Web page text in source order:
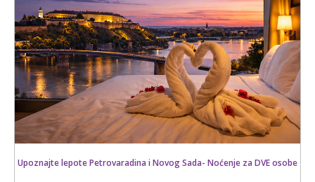
Upoznajte lepote Petrovaradina i Novog Sada- Noćenje za DVE osobe